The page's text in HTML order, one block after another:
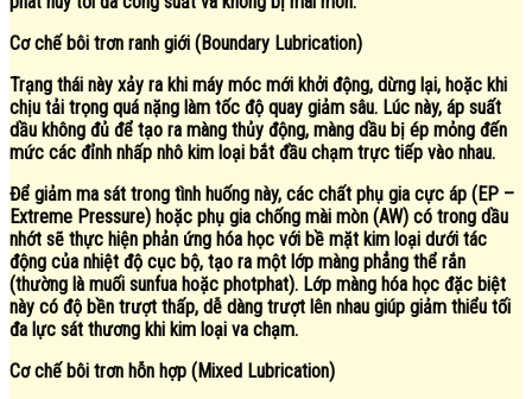
Cơ chế bôi trơn ranh giới (Boundary Lubrication)
Trạng thái này xảy ra khi máy móc mới khởi động, dừng lại, hoặc khi
chịu tải trọng quá nặng làm tốc độ quay giảm sâu. Lúc này, áp suất
dầu không đủ để tạo ra màng thủy động, màng dầu bị ép mỏng đến
mức các đỉnh nhấp nhô kim loại bắt đầu chạm trực tiếp vào nhau.
Để giảm ma sát trong tình huống này, các chất phụ gia cực áp (EP –
Extreme Pressure) hoặc phụ gia chống mài mòn (AW) có trong dầu
nhớt sẽ thực hiện phản ứng hóa học với bề mặt kim loại dưới tác
động của nhiệt độ cục bộ, tạo ra một lớp màng phẳng thể rắn
(thường là muối sunfua hoặc photphat). Lớp màng hóa học đặc biệt
này có độ bền trượt thấp, dễ dàng trượt lên nhau giúp giảm thiểu tối
đa lực sát thương khi kim loại va chạm.
Cơ chế bôi trơn hỗn hợp (Mixed Lubrication)